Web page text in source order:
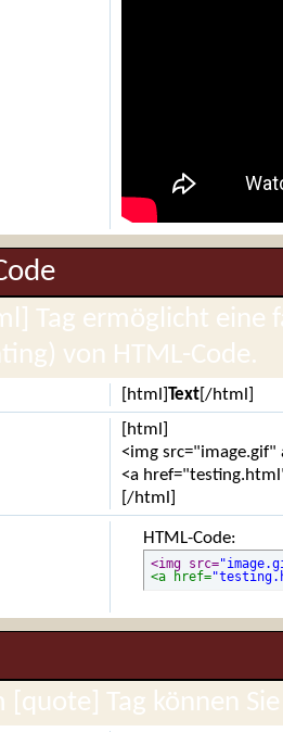
Tag ermöglicht eine
von HTML-Code.
[html]Text[/html]
[html]
<img
<a
[/html]
HTML-Code:
<img src=
<a href=
[quote] Tag können